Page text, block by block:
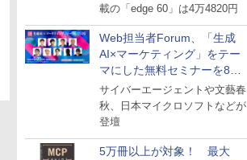
載の「edge 60」は4万4820円
Web担当者Forum、「生成
AI×マーケティング」をテー
マにした無料セミナーを8月
27日にオンライン開催
サイバーエージェントや文藝春
秋、日本マイクロソフトなどが
登壇
5万冊以上が対象！ 最大